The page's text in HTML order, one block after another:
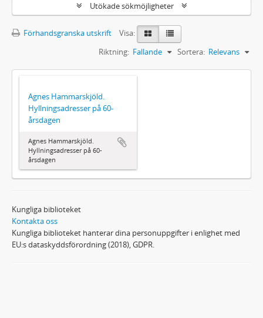
Utökade sökmöjligheter
Förhandsgranska utskrift
Visa:
Sortera: Relevans
Riktning: Fallande
Agnes Hammarskjöld.
Hyllningsadresser på 60-
årsdagen
Agnes Hammarskjöld.
Hyllningsadresser på 60-
årsdagen
Kungliga biblioteket
Kontakta oss
Kungliga biblioteket hanterar dina personuppgifter i enlighet med
EU:s dataskyddsförordning (2018), GDPR.